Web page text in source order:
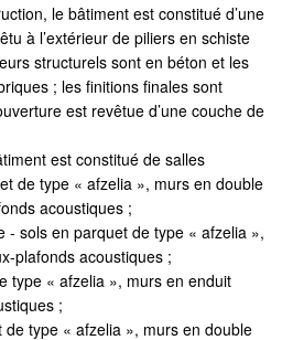
le bâtiment est constitué d’une
à l’extérieur de piliers en schiste
structurels sont en béton et les
; les finitions finales sont
est revêtue d’une couche de
est constitué de salles
de type « afzelia », murs en double
acoustiques ;
- sols en parquet de type « afzelia »,
plafonds acoustiques ;
type « afzelia », murs en enduit
;
type « afzelia », murs en double